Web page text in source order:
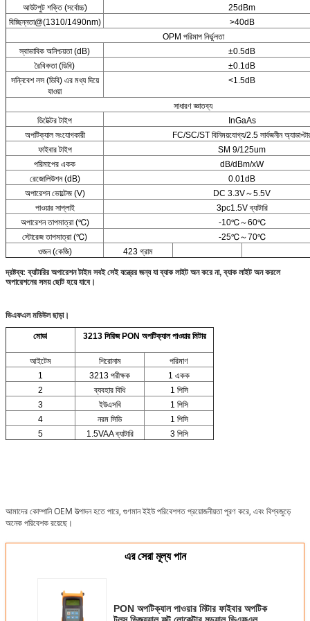
আউটপুট শক্তি (সর্বোচ্চ)
25dBm
বিচ্ছিন্নতা@(1310/1490nm)
>40dB
OPM পরিমাপ নির্ভুলতা
স্বাভাবিক অনিশ্চয়তা (dB)
±0.5dB
রৈখিকতা (ডিবি)
±0.1dB
সন্নিবেশ লস (ডিবি) এর মধ্য দিয়ে
যাওয়া
<1.5dB
সাধারণ জ্ঞাতব্য
ডিটেক্টর টাইপ
InGaAs
অপটিক্যাল সংযোগকারী
FC/SC/ST বিনিময়যোগ্য/2.5 সার্বজনীন
ফাইবার টাইপ
SM 9/125um
পরিমাপের একক
dB/dBm/xW
রেজোলিউশন (dB)
0.01dB
অপারেশন ভোল্টেজ (V)
DC 3.3V～5.5V
পাওয়ার সাপ্লাই
3pc1.5V ব্যাটারি
অপারেশন তাপমাত্রা (℃)
-10℃～60℃
স্টোরেজ তাপমাত্রা (℃)
-25℃～70℃
ওজন (কেজি)
423 গ্রাম
দ্রষ্টব্য: ব্যাটারির অপারেশন টাইম সবই সেই যন্ত্রের জন্য যা ব্যাক লাইট অন করে না, ব্যাক লাইট অন করলে
অপারেশনের সময় ছোট হয়ে যাবে।
ভিএফএল মডিউল ছাড়া।
মোডl 3213 সিরিজ PON অপটিক্যাল পাওয়ার মিটার
আইটেম শিরোনাম
পরিমাণ
1
3213 পরীক্ষক
1 একক
2
ব্যবহার বিধি
1 পিসি
3
ইউএসবি
1 পিসি
4
নরম সিডি
1 পিসি
5
1.5VAA ব্যাটারি 3 পিসি
আমাদের কোম্পানি OEM উত্পাদন হতে পারে, গুণমান ইইউ পরিবেশগত প্রয়োজনীয়তা পূরণ করে, এবং বিশ্বজুড়ে
অনেক পরিবেশক রয়েছে।
এর সেরা মূল্য পান
PON অপটিক্যাল পাওয়ার মিটার ফাইবার অপটিক